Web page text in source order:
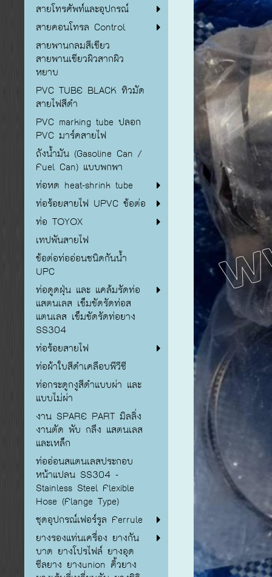
สายโทรศัพท์และอุปกรณ์
สายคอนโทรล Control
สายพานกลมสีเขียว
สายพานเขียวผิวสากผิว
หยาบ
PVC TUBE BLACK ทิวมัด
สายไฟสีดำ
PVC marking tube ปลอก
PVC มาร์คสายไฟ
ถังน้ำมัน (Gasoline Can /
Fuel Can) แบบพกพา
ท่อหด heat-shrink tube
ท่อร้อยสายไฟ UPVC ข้อต่อ
ท่อ TOYOX
เทปพันสายไฟ
ข้อต่อท่ออ่อนชนิดกันน้ำ
UPC
ท่อดูดฝุ่น และ แคล้มรัดท่อ
แสตนเลส เข็มขัดรัดท่อส
แตนเลส เข็มขัดรัดท่อยาง
SS304
ท่อร้อยสายไฟ
ท่อผ้าใบสีดำเคลือบพีวีซี
ท่อกระดูกงูสีดำแบบผ่า และ
แบบไม่ผ่า
งาน SPARE PART มิลลิ่ง
งานตัด พับ กลึง แสตนเลส
และเหล็ก
ท่ออ่อนสแตนเลสประกอบ
หน้าแปลน SS304 -
Stainless Steel Flexible
Hose (Flange Type)
ชุดอุปกรณ์เฟอร์รูล Ferrule
ยางรองแท่นเครื่อง ยางกัน
บาด ยางโปรไฟล์ ยางอุด
ซีลยาง ยางunion คิ้วยาง